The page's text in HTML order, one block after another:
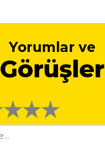
Yorumlar ve
Görüşler